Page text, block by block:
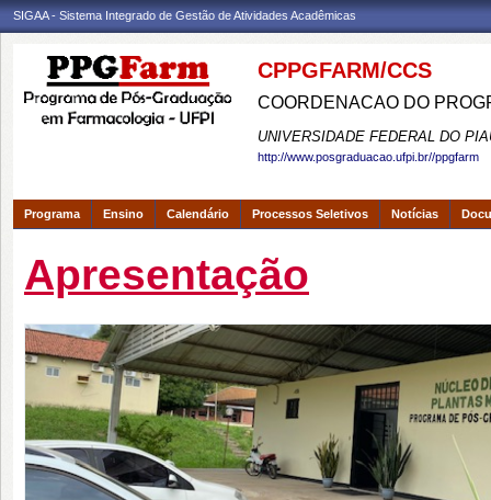
SIGAA - Sistema Integrado de Gestão de Atividades Acadêmicas
CPPGFARM/CCS
COORDENACAO DO
UNIVERSIDADE FEDERAL DO
http://www.posgraduacao.ufpi.br//ppgfarm
Programa Ensino Calendário Processos Seletivos Notícias
Apresentação